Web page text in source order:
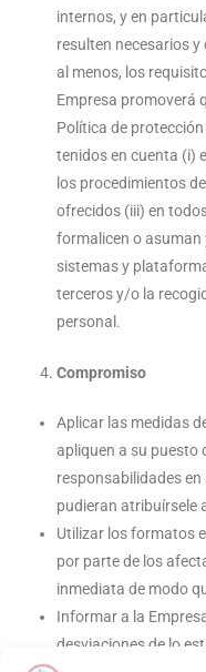
internos, y en
resulten necesarios
al menos, los
Empresa promoverá
Política de
tenidos en cuenta (i)
los procedimientos
ofrecidos (iii) en
formalicen o asuman
sistemas y
terceros y/o la
personal.
Compromiso
Aplicar las medidas
apliquen a su puesto
responsabilidades
pudieran atribuírsele
Utilizar los formatos
por parte de los
inmediata de modo
Informar a la
desviaciones de lo